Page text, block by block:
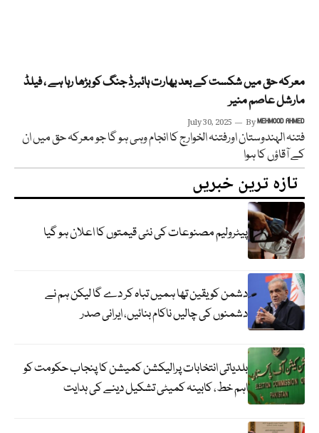
معرکہ حق میں شکست کے بعد بھارت ہائبرڈ جنگ کو بڑھا رہا ہے ، فیلڈ
مارشل عاصم منیر
July 30, 2025 ByMEHMOOD AHMED
فتنہ الہندوستان اورفتنہ الخوارج کا انجام وہی ہو گا جو معرکہ حق میں ان
کے آقاؤں کا ہوا
تازہ ترین خبریں
پیٹرولیم مصنوعات کی نئی قیمتوں کا اعلان ہو گیا
دشمن کو یقین تھا ہمیں تباہ کر دے گا لیکن ہم نے
دشمنوں کی چالیں ناکام بنائیں، ایرانی صدر
بلدیاتی انتخابات پرالیکشن کمیشن کا پنجاب حکومت کو
اہم خط، کابینہ کمیٹی تشکیل دینے کی ہدایت